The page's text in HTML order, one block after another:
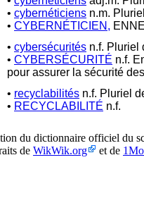
• cybernéticiens n.m.
• CYBERNÉTICIEN,
• cybersécurités n.f. Pluriel
• CYBERSÉCURITÉ n.f.
pour assurer la sécurité
• recyclabilités n.f. Pluriel
• RECYCLABILITÉ n.f.
du dictionnaire officiel du
de WikWik.org et de